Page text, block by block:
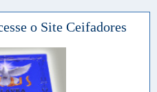
o Site Ceifadores